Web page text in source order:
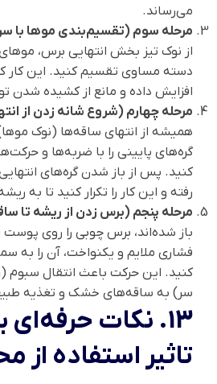
می‌رساند.
مرحله سوم (تقسیم‌بندی موها با
دسته مساوی تقسیم کنید. این کار
افزایش داده و مانع از کشیده شدن
مرحله چهارم (شروع شانه زدن از
همیشه از انتهای ساقه‌ها (نوک
گره‌های پایینی را با ضربه‌ها و
کنید. پس از باز شدن گره‌های
رفته و این کار را تکرار کنید تا به
مرحله پنجم (برس زدن از ریشه تا
باز شده‌اند، برس چوبی را روی پوست
فشاری ملایم و یکنواخت، آن را به
کنید. این حرکت باعث انتقال
سر) به ساقه‌های خشک و تغذیه
13. نکات حرفه‌ای
تاثیر استفاده